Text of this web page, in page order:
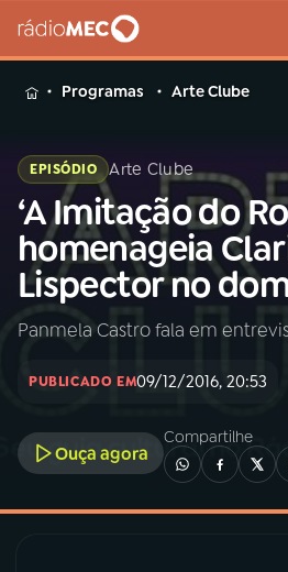
MENU
Buscar
na
Rádio
MEC
Buscar
Início
02A RÁDIO
Programas Arte Clube
EPISÓDIO Arte Clube
‘A Imitação do
homenageia
Lispector no
Panmela Castro fala em
PUBLICADO EM09/12/2016, 20:53
Ouça agora
Compartilhe